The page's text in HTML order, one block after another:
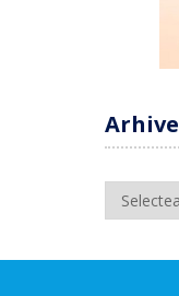
Arhive
Arhive